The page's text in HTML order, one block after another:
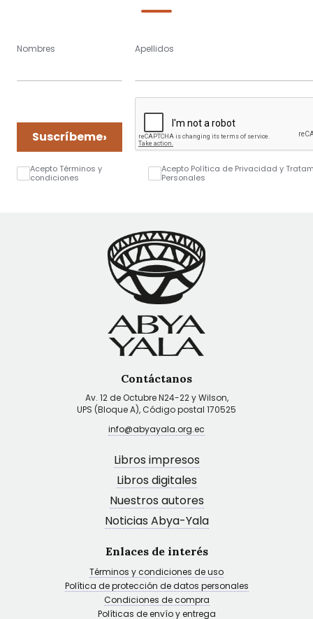
Nombres Apellidos
Suscríbeme›
Acepto Términos y
condiciones
Acepto Política de Privacidad y
Personales
Contáctanos
Av. 12 de Octubre N24-22 y Wilson,
UPS (Bloque A), Código postal 170525
info@abyayala.org.ec
Libros impresos
Libros digitales
Nuestros autores
Noticias Abya-Yala
Enlaces de interés
Términos y condiciones de uso
Política de protección de datos personales
Condiciones de compra
Políticas de envío y entrega